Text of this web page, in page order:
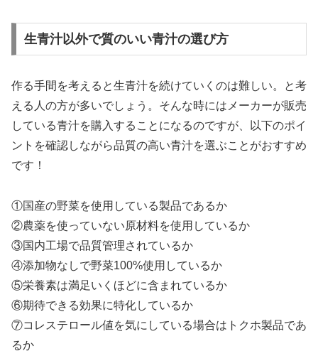
生青汁以外で質のいい青汁の選び方
作る手間を考えると生青汁を続けていくのは難しい。と考
える人の方が多いでしょう。そんな時にはメーカーが販売
している青汁を購入することになるのですが、以下のポイ
ントを確認しながら品質の高い青汁を選ぶことがおすすめ
です！
①国産の野菜を使用している製品であるか
②農薬を使っていない原材料を使用しているか
③国内工場で品質管理されているか
④添加物なしで野菜100%使用しているか
⑤栄養素は満足いくほどに含まれているか
⑥期待できる効果に特化しているか
⑦コレステロール値を気にしている場合はトクホ製品であ
るか